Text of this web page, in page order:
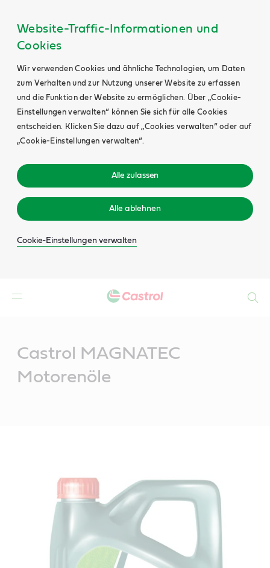
Website-Traffic-Informationen und
Cookies
Wir verwenden Cookies und ähnliche Technologien, um Daten
zum Verhalten und zur Nutzung unserer Website zu erfassen
und die Funktion der Website zu ermöglichen. Über „Cookie-
Einstellungen verwalten“ können Sie sich für alle Cookies
entscheiden. Klicken Sie dazu auf „Cookies verwalten“ oder auf
„Cookie-Einstellungen verwalten“.
Alle zulassen
Alle ablehnen
Cookie-Einstellungen verwalten
Castrol MAGNATEC
Motorenöle